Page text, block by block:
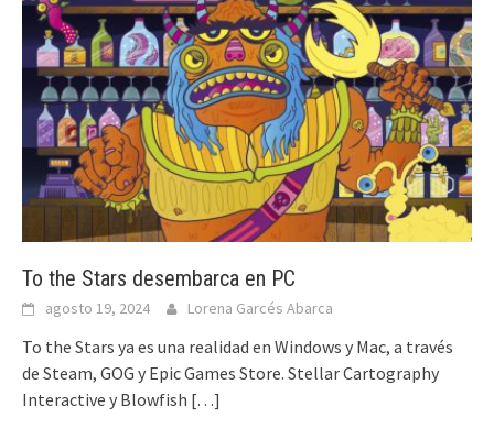
To the Stars desembarca en PC
agosto 19, 2024 Lorena Garcés Abarca
To the Stars ya es una realidad en Windows y Mac, a través
de Steam, GOG y Epic Games Store. Stellar Cartography
Interactive y Blowfish […]